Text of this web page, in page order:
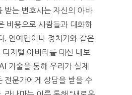
받는 변호사는 자신의 아바
비용으로 사람들과 대화하
. 연예인이나 정치가와 같은
디지털 아바타를 대신 내보
기술을 통해 우리가 실제
전문가에게 상담을 받을 수